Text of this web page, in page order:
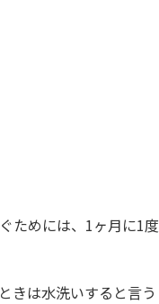
ためには、1ヶ月に1度
きは水洗いすると言う